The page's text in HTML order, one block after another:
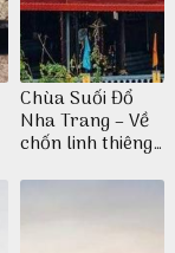
Chùa Suối Đổ
Nha Trang – Về
chốn linh thiêng
thiền định